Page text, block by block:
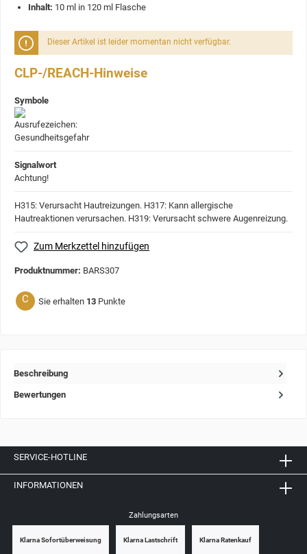
Inhalt: 10 ml in 120 ml Flasche
Dieser Artikel ist leider momentan nicht verfügbar.
CLP-/REACH-Hinweise
Symbole
Signalwort
Achtung!
H315: Verursacht Hautreizungen. H317: Kann allergische
Hautreaktionen verursachen. H319: Verursacht schwere Augenreizung.
Zum Merkzettel hinzufügen
Produktnummer: BARS307
C Sie erhalten 13 Punkte
Beschreibung
Bewertungen
SERVICE-HOTLINE
INFORMATIONEN
Zahlungsarten
Klarna Sofortüberweisung Klarna Lastschrift Klarna Ratenkauf